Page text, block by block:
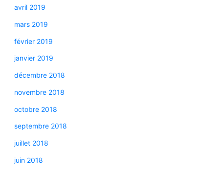
avril 2019
mars 2019
février 2019
janvier 2019
décembre 2018
novembre 2018
octobre 2018
septembre 2018
juillet 2018
juin 2018